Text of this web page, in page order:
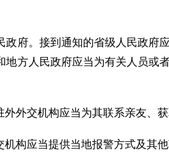
府。接到通知的省级人民政府
方人民政府应当为有关人员或
外交机构应当为其联系亲友、获
构应当提供当地报警方式及其他